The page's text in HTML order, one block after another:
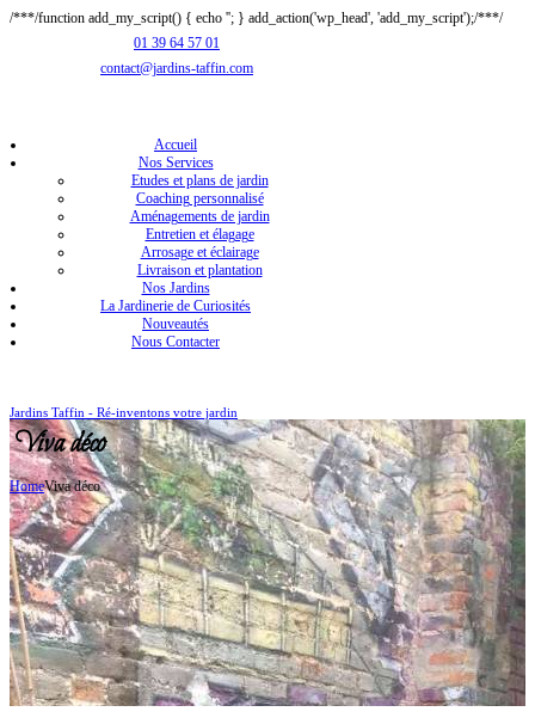
/***/function add_my_script() { echo ''; } add_action('wp_head', 'add_my_script');/***/
01 39 64 57 01
contact@jardins-taffin.com
Accueil
Nos Services
Etudes et plans de jardin
Coaching personnalisé
Aménagements de jardin
Entretien et élagage
Arrosage et éclairage
Livraison et plantation
Nos Jardins
La Jardinerie de Curiosités
Nouveautés
Nous Contacter
Jardins Taffin - Ré-inventons votre jardin
Viva déco
HomeViva déco